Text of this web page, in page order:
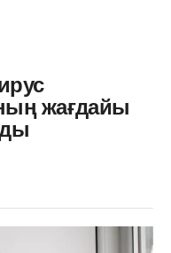
жағдайы